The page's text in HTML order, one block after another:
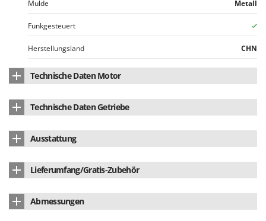
Mulde Metall
Funkgesteuert
Herstellungsland CHN
Technische Daten Motor
Motortyp Akkubetrieben
Batterietyp
Nennleistung (W) 1700 W
Motorschmierung Typ Ölbadschmierung
Technische Daten Getriebe
Gashebel ja
Anzahl der Vorwärtsgänge
Anzahl der Rückwärtsgänge 5
Ausstattung
Kasten Dumper
Parkbremse
Lieferumfang/Gratis-Zubehör
Abmessungen